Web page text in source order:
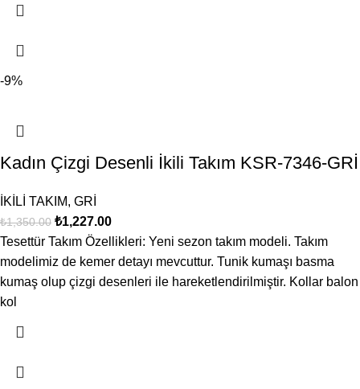
-9%
Kadın Çizgi Desenli İkili Takım KSR-7346-GRİ
İKİLİ TAKIM, GRİ
₺1,350.00 ₺1,227.00
Tesettür Takım Özellikleri: Yeni sezon takım modeli. Takım
modelimiz de kemer detayı mevcuttur. Tunik kumaşı basma
kumaş olup çizgi desenleri ile hareketlendirilmiştir. Kollar balon
kol